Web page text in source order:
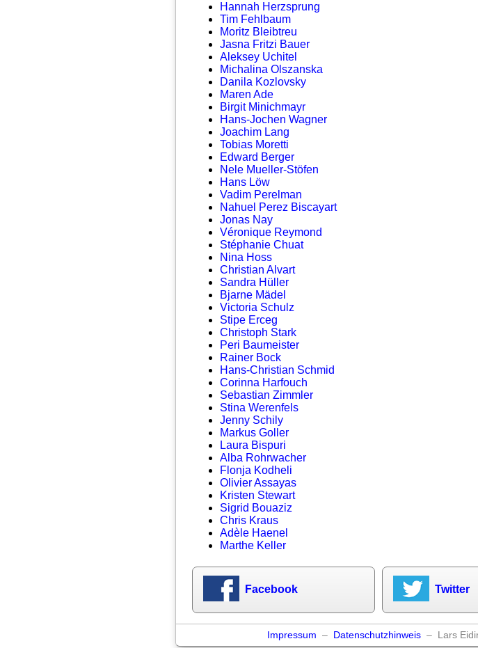
Hannah Herzsprung
Tim Fehlbaum
Moritz Bleibtreu
Jasna Fritzi Bauer
Aleksey Uchitel
Michalina Olszanska
Danila Kozlovsky
Maren Ade
Birgit Minichmayr
Hans-Jochen Wagner
Joachim Lang
Tobias Moretti
Edward Berger
Nele Mueller-Stöfen
Hans Löw
Vadim Perelman
Nahuel Perez Biscayart
Jonas Nay
Véronique Reymond
Stéphanie Chuat
Nina Hoss
Christian Alvart
Sandra Hüller
Bjarne Mädel
Victoria Schulz
Stipe Erceg
Christoph Stark
Peri Baumeister
Rainer Bock
Hans-Christian Schmid
Corinna Harfouch
Sebastian Zimmler
Stina Werenfels
Jenny Schily
Markus Goller
Laura Bispuri
Alba Rohrwacher
Flonja Kodheli
Olivier Assayas
Kristen Stewart
Sigrid Bouaziz
Chris Kraus
Adèle Haenel
Marthe Keller
Facebook Twitter
Impressum – Datenschutzhinweis– Lars